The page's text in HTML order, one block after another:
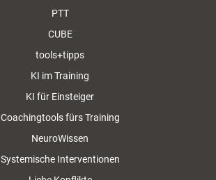
PTT
CUBE
tools+tipps
KI im Training
KI für Einsteiger
Coachingtools fürs Training
NeuroWissen
Systemische Interventionen